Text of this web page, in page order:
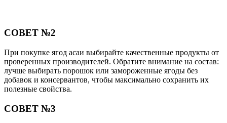
СОВЕТ №2
При покупке ягод асаи выбирайте качественные продукты от
проверенных производителей. Обратите внимание на состав:
лучше выбирать порошок или замороженные ягоды без
добавок и консервантов, чтобы максимально сохранить их
полезные свойства.
СОВЕТ №3